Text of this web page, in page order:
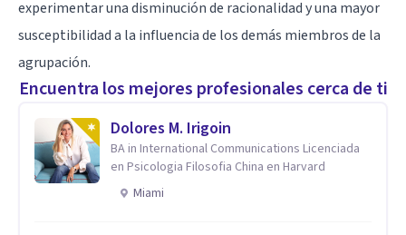
experimentar una disminución de racionalidad y una mayor
susceptibilidad a la influencia de los demás miembros de la
agrupación.
Encuentra los mejores profesionales cerca de ti
Dolores M. Irigoin
BA in International Communications Licenciada
en Psicologia Filosofia China en Harvard
Miami